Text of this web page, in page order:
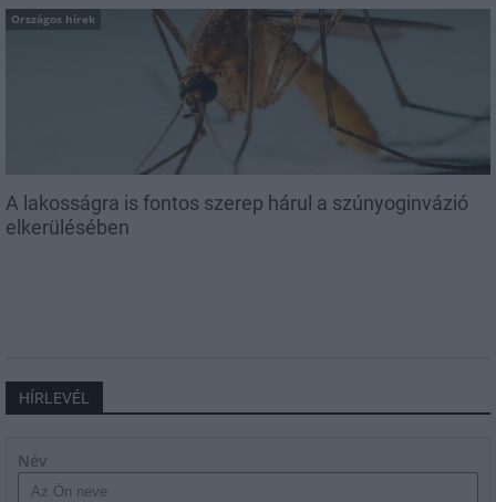
Országos hírek
A lakosságra is fontos szerep hárul a szúnyoginvázió
elkerülésében
HÍRLEVÉL
Név